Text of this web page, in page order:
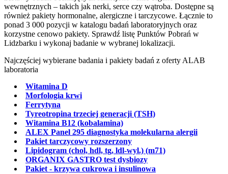
wewnętrznych – takich jak nerki, serce czy wątroba. Dostępne są
również pakiety hormonalne, alergiczne i tarczycowe. Łącznie to
ponad 3 000 pozycji w katalogu badań laboratoryjnych oraz
korzystne cenowo pakiety. Sprawdź listę Punktów Pobrań w
Lidzbarku i wykonaj badanie w wybranej lokalizacji.
Najczęściej wybierane badania i pakiety badań z oferty ALAB
laboratoria
Witamina D
Morfologia krwi
Ferrytyna
Tyreotropina trzeciej generacji (TSH)
Witamina B12 (kobalamina)
ALEX Panel 295 diagnostyka molekularna alergii
Pakiet tarczycowy rozszerzony
Lipidogram (chol, hdl, tg, ldl-wyl.) (m71)
ORGANIX GASTRO test dysbiozy
Pakiet - krzywa cukrowa i insulinowa